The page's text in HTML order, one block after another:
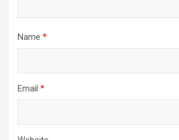
Name *
Email *